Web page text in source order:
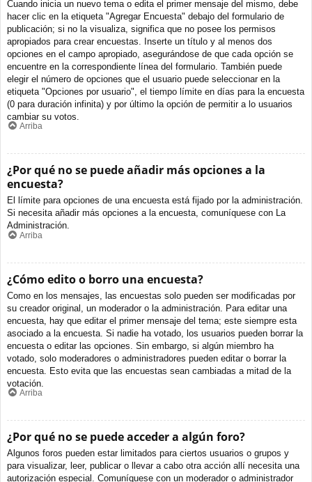
Cuando inicia un nuevo tema o edita el primer mensaje del mismo, debe
hacer clic en la etiqueta "Agregar Encuesta" debajo del formulario de
publicación; si no la visualiza, significa que no posee los permisos
apropiados para crear encuestas. Inserte un título y al menos dos
opciones en el campo apropiado, asegurándose de que cada opción se
encuentre en la correspondiente línea del formulario. También puede
elegir el número de opciones que el usuario puede seleccionar en la
etiqueta "Opciones por usuario", el tiempo límite en días para la encuesta
(0 para duración infinita) y por último la opción de permitir a lo usuarios
cambiar su votos.
Arriba
¿Por qué no se puede añadir más opciones a la
encuesta?
El límite para opciones de una encuesta está fijado por la administración.
Si necesita añadir más opciones a la encuesta, comuníquese con La
Administración.
Arriba
¿Cómo edito o borro una encuesta?
Como en los mensajes, las encuestas solo pueden ser modificadas por
su creador original, un moderador o la administración. Para editar una
encuesta, hay que editar el primer mensaje del tema; este siempre esta
asociado a la encuesta. Si nadie ha votado, los usuarios pueden borrar la
encuesta o editar las opciones. Sin embargo, si algún miembro ha
votado, solo moderadores o administradores pueden editar o borrar la
encuesta. Esto evita que las encuestas sean cambiadas a mitad de la
votación.
Arriba
¿Por qué no se puede acceder a algún foro?
Algunos foros pueden estar limitados para ciertos usuarios o grupos y
para visualizar, leer, publicar o llevar a cabo otra acción allí necesita una
autorización especial. Comuníquese con un moderador o administrador